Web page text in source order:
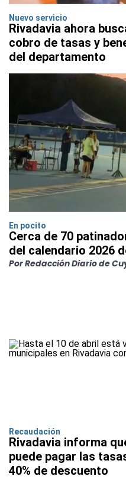
Nuevo servicio
Rivadavia ahora
cobro de tasas y
del departamento
En pocito
Cerca de 70
del calendario 2026
Por Redacción Diario de
Recaudación
Rivadavia informa
puede pagar las
40% de descuento